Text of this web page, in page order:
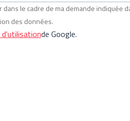
le cadre de ma demande indiquée
des données.
de Google.